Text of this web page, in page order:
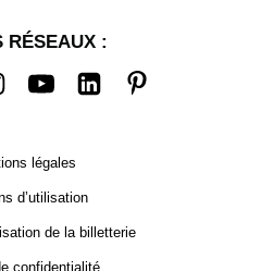
RÉSEAUX :
YoutubeLinkedIn
légales
d’utilisation
de la billetterie
confidentialité